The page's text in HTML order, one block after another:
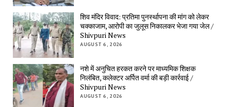
शिव मंदिर विवाद: प्रतिमा पुनर्स्थापना की मांग को लेकर
चक्काजाम, आरोपी का जुलूस निकालकर भेजा गया जेल /
Shivpuri News
AUGUST 6, 2026
नशे में अनुचित हरकत करने पर माध्यमिक शिक्षक
निलंबित, कलेक्टर अर्पित वर्मा की बड़ी कार्रवाई /
Shivpuri News
AUGUST 6, 2026